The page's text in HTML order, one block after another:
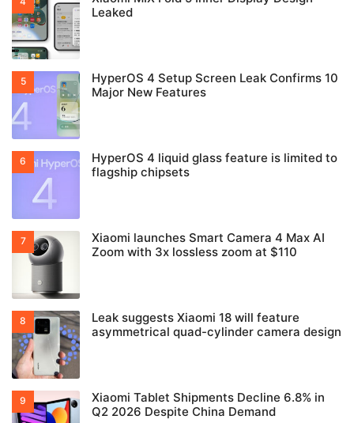
Leaked
HyperOS 4 Setup Screen Leak Confirms 10
Major New Features
HyperOS 4 liquid glass feature is limited to
flagship chipsets
Xiaomi launches Smart Camera 4 Max AI
Zoom with 3x lossless zoom at $110
Leak suggests Xiaomi 18 will feature
asymmetrical quad-cylinder camera design
Xiaomi Tablet Shipments Decline 6.8% in
Q2 2026 Despite China Demand